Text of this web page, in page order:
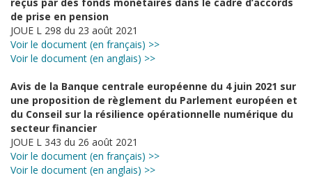
de prise en pension
JOUE L 298 du 23 août 2021
Voir le document (en français) >>
Voir le document (en anglais) >>
Avis de la Banque centrale européenne du 4 juin 2021 sur
une proposition de règlement du Parlement européen et
du Conseil sur la résilience opérationnelle numérique du
secteur financier
JOUE L 343 du 26 août 2021
Voir le document (en français) >>
Voir le document (en anglais) >>